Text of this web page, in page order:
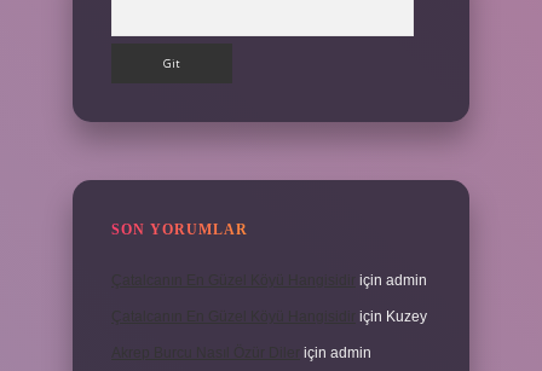
SON YORUMLAR
için admin
için Kuzey
Akrep Burcu Nasıl Özür Diler için admin